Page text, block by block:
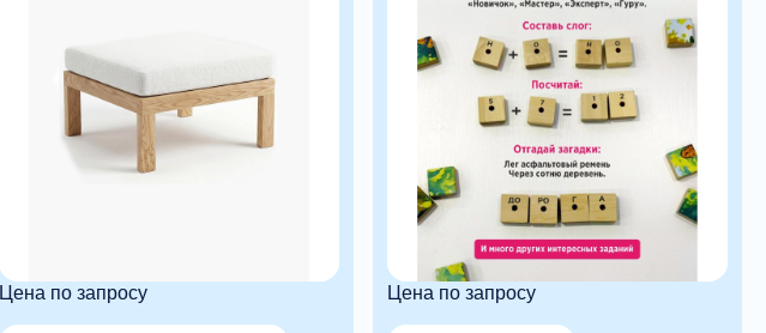
Цена по запросу Цена по запросу